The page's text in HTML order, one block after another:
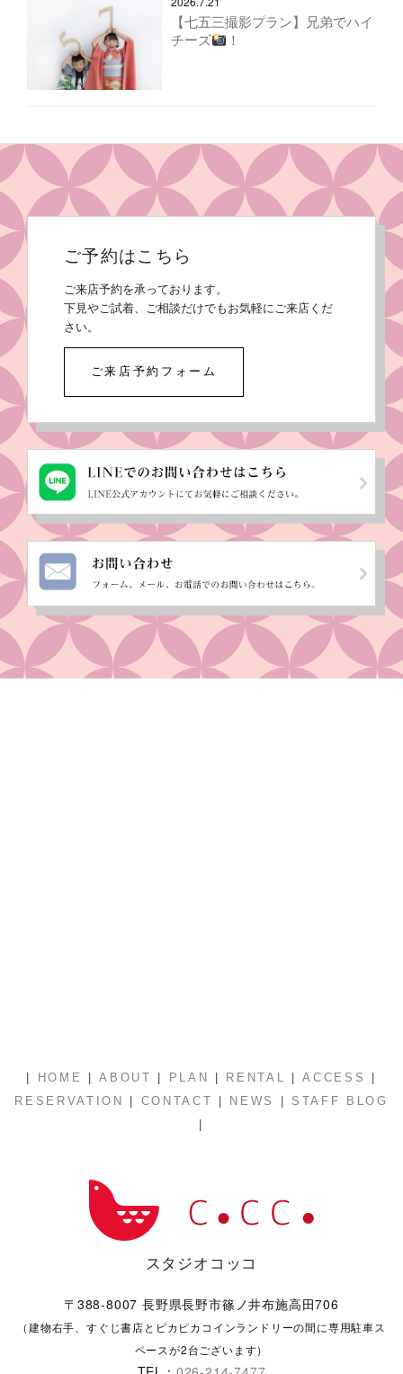
【七五三撮影プラン】兄弟でハイ
チーズ
！
ご予約はこちら
ご来店予約を承っております。
下見やご試着、ご相談だけでもお気軽にご来店くだ
さい。
ご来店予約フォーム
| HOME |ABOUT | PLAN | RENTAL |ACCESS |
RESERVATION | CONTACT | NEWS | STAFF BLOG
|
スタジオコッコ
〒388-8007 長野県長野市篠ノ井布施高田706
（建物右手、すぐじ書店とピカピカコインランドリーの間に専用駐車ス
ペースが2台ございます）